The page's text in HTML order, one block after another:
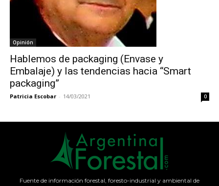
Opinión
Hablemos de packaging (Envase y
Embalaje) y las tendencias hacia “Smart
packaging”
Patricia Escobar - 14/03/2021 0
Fuente de información forestal, foresto-industrial y ambiental de